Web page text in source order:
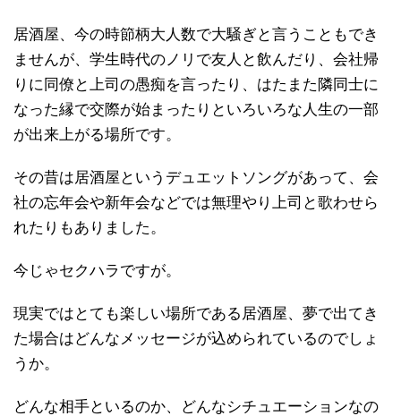
居酒屋、今の時節柄大人数で大騒ぎと言うこともでき
ませんが、学生時代のノリで友人と飲んだり、会社帰
りに同僚と上司の愚痴を言ったり、はたまた隣同士に
なった縁で交際が始まったりといろいろな人生の一部
が出来上がる場所です。
その昔は居酒屋というデュエットソングがあって、会
社の忘年会や新年会などでは無理やり上司と歌わせら
れたりもありました。
今じゃセクハラですが。
現実ではとても楽しい場所である居酒屋、夢で出てき
た場合はどんなメッセージが込められているのでしょ
うか。
どんな相手といるのか、どんなシチュエーションなの